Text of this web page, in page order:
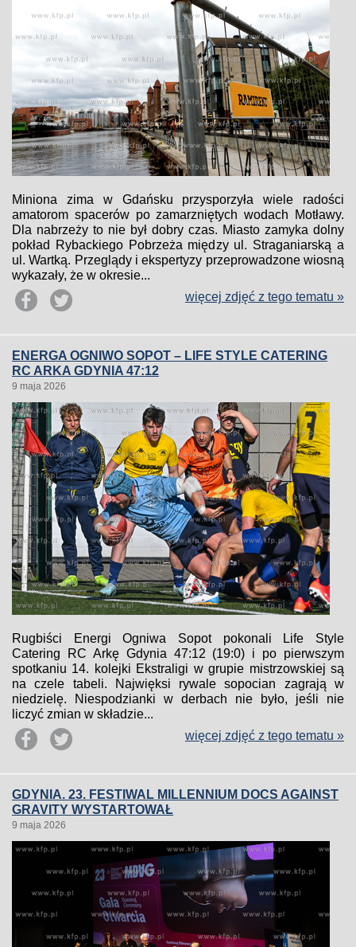
Miniona zima w Gdańsku przysporzyła wiele radości
amatorom spacerów po zamarzniętych wodach Motławy.
Dla nabrzeży to nie był dobry czas. Miasto zamyka dolny
pokład Rybackiego Pobrzeża między ul. Straganiarską a
ul. Wartką. Przeglądy i ekspertyzy przeprowadzone wiosną
wykazały, że w okresie...
więcej zdjęć z tego tematu »
ENERGA OGNIWO SOPOT – LIFE STYLE CATERING
RC ARKA GDYNIA 47:12
9 maja 2026
Rugbiści Energi Ogniwa Sopot pokonali Life Style
Catering RC Arkę Gdynia 47:12 (19:0) i po pierwszym
spotkaniu 14. kolejki Ekstraligi w grupie mistrzowskiej są
na czele tabeli. Najwięksi rywale sopocian zagrają w
niedzielę. Niespodzianki w derbach nie było, jeśli nie
liczyć zmian w składzie...
więcej zdjęć z tego tematu »
GDYNIA. 23. FESTIWAL MILLENNIUM DOCS AGAINST
GRAVITY WYSTARTOWAŁ
9 maja 2026